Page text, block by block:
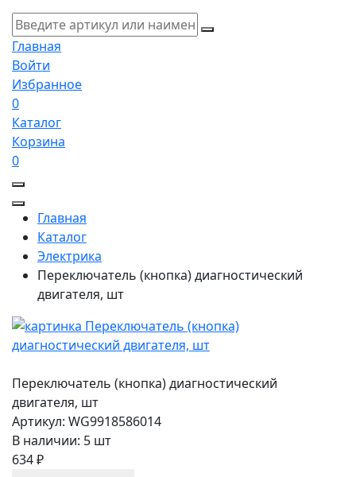
Главная
Войти
Избранное
0
Каталог
Корзина
0
Главная
Каталог
Электрика
Переключатель (кнопка) диагностический
двигателя, шт
Переключатель (кнопка) диагностический
двигателя, шт
Артикул: WG9918586014
В наличии: 5 шт
634 ₽